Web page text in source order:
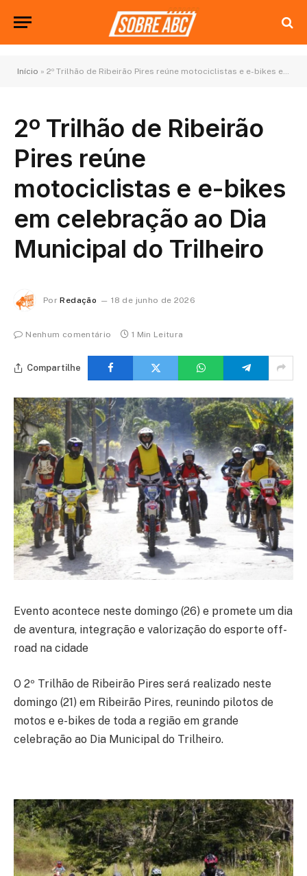
Início » 2º Trilhão de Ribeirão Pires reúne motociclistas e e-bikes em celebração ao Dia Municipal do Trilheiro
2º Trilhão de Ribeirão
Pires reúne
motociclistas e e-bikes
em celebração ao Dia
Municipal do Trilheiro
Por Redação 18 de junho de 2026
Nenhum comentário 1 Min Leitura
Compartilhe
Evento acontece neste domingo (26) e promete um dia
de aventura, integração e valorização do esporte off-
road na cidade
O 2º Trilhão de Ribeirão Pires será realizado neste
domingo (21) em Ribeirão Pires, reunindo pilotos de
motos e e-bikes de toda a região em grande
celebração ao Dia Municipal do Trilheiro.